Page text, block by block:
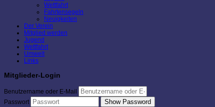
Wettfahrt
Fahrtensegeln
Neuigkeiten
Der Verein
Mitglied werden
Jugend
Wettfahrt
Umwelt
Links
Mitglieder-Login
Benutzername oder E-Mail
Passwort
Show Password